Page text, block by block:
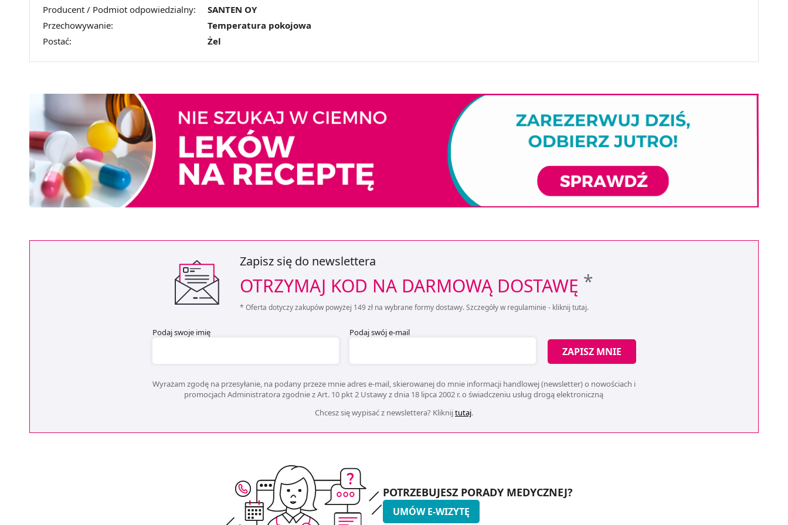
Producent / Podmiot odpowiedzialny:
SANTEN OY
Przechowywanie:
Temperatura pokojowa
Postać:
Żel
Zapisz się do newslettera
OTRZYMAJ KOD NA DARMOWĄ DOSTAWĘ *
* Oferta dotyczy zakupów powyżej 149 zł na wybrane formy dostawy. Szczegóły w regulaminie - kliknij tutaj.
Podaj swoje imię Podaj swój e-mail
ZAPISZ MNIE
Wyrażam zgodę na przesyłanie, na podany przeze mnie adres e-mail, skierowanej do mnie informacji handlowej (newsletter) o nowościach i
promocjach Administratora zgodnie z Art. 10 pkt 2 Ustawy z dnia 18 lipca 2002 r. o świadczeniu usług drogą elektroniczną
Chcesz się wypisać z newslettera? Kliknijtutaj.
POTRZEBUJESZ PORADY MEDYCZNEJ?
UMÓW E-WIZYTĘ